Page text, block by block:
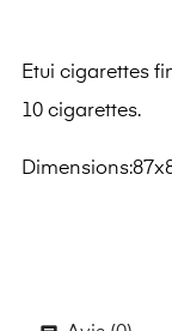
Etui cigarettes
10 cigarettes.